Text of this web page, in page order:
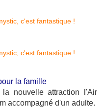
la famille
nouvelle attraction l'Air
accompagné d'un adulte.